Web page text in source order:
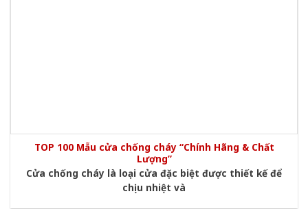
TOP 100 Mẫu cửa chống cháy “Chính Hãng & Chất
Lượng”
Cửa chống cháy là loại cửa đặc biệt được thiết kế để
chịu nhiệt và